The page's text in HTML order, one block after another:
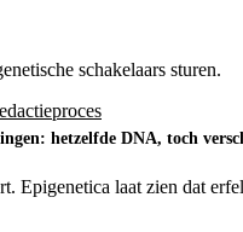
schakelaars sturen.
hetzelfde DNA, toch
laat zien dat